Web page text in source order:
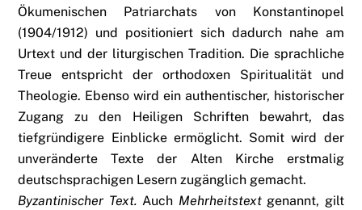
Ökumenischen Patriarchats von Konstantinopel
(1904/1912) und positioniert sich dadurch nahe am
Urtext und der liturgischen Tradition. Die sprachliche
Treue entspricht der orthodoxen Spiritualität und
Theologie. Ebenso wird ein authentischer, historischer
Zugang zu den Heiligen Schriften bewahrt, das
tiefgründigere Einblicke ermöglicht. Somit wird der
unveränderte Texte der Alten Kirche erstmalig
deutschsprachigen Lesern zugänglich gemacht.
Byzantinischer Text. Auch Mehrheitstextgenannt, gilt